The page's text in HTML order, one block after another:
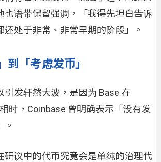
也语带保留强调，「我得先坦白告诉
还处于非常、非常早期的阶段」。
到「考虑发币」
引发轩然大波，是因为 Base 在
时，Coinbase 曾明确表示「没有发
。
研议中的代币究竟会是单纯的治理代